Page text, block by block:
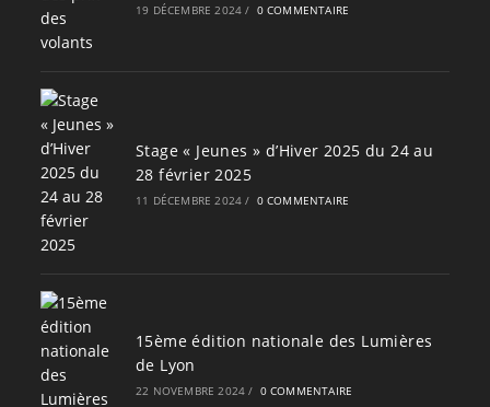
19 DÉCEMBRE 2024 / 0 COMMENTAIRE
Stage « Jeunes » d’Hiver 2025 du 24 au
28 février 2025
11 DÉCEMBRE 2024 / 0 COMMENTAIRE
15ème édition nationale des Lumières
de Lyon
22 NOVEMBRE 2024 / 0 COMMENTAIRE